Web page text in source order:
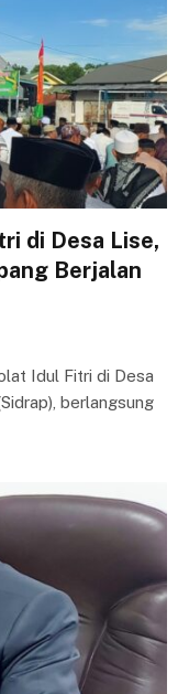
di Desa Lise,
Berjalan
Idul Fitri di Desa
berlangsung